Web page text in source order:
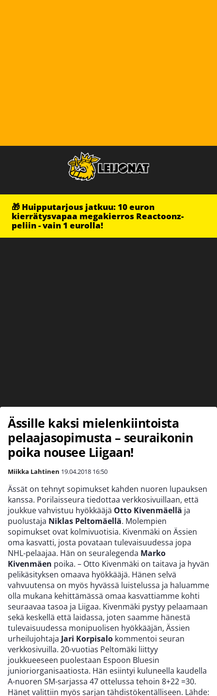
🎁 Huipputarjous jatkuu: 10 euron
kierrätysvapaa megakierros Reactoonz-
peliin - vain 1 eurolla!
Ässille kaksi mielenkiintoista
pelaajasopimusta – seuraikonin
poika nousee Liigaan!
Miikka Lahtinen 19.04.2018 16:50
Ässät on tehnyt sopimukset kahden nuoren lupauksen
kanssa. Porilaisseura tiedottaa verkkosivuillaan, että
joukkue vahvistuu hyökkääjä Otto Kivenmäellä ja
puolustaja Niklas Peltomäellä. Molempien
sopimukset ovat kolmivuotisia. Kivenmäki on Ässien
oma kasvatti, josta povataan tulevaisuudessa jopa
NHL-pelaajaa. Hän on seuralegenda Marko
Kivenmäen poika. – Otto Kivenmäki on taitava ja hyvän
pelikäsityksen omaava hyökkääjä. Hänen selvä
vahvuutensa on myös hyvässä luistelussa ja haluamme
olla mukana kehittämässä omaa kasvattiamme kohti
seuraavaa tasoa ja Liigaa. Kivenmäki pystyy pelaamaan
sekä keskellä että laidassa, joten saamme hänestä
tulevaisuudessa monipuolisen hyökkääjän, Ässien
urheilujohtaja Jari Korpisalo kommentoi seuran
verkkosivuilla. 20-vuotias Peltomäki liittyy
joukkueeseen puolestaan Espoon Bluesin
junioriorganisaatiosta. Hän esiintyi kuluneella kaudella
A-nuoren SM-sarjassa 47 ottelussa tehoin 8+22 =30.
Hänet valittiin myös sarjan tähdistökentälliseen. Lähde: